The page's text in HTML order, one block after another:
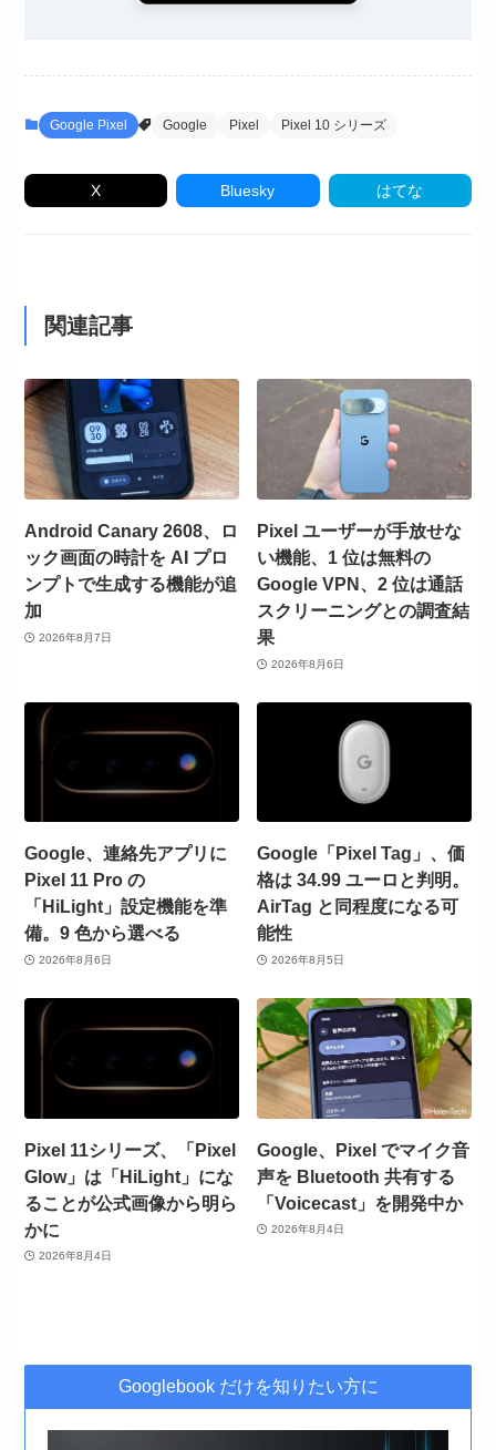
Google Pixel Google Pixel Pixel 10 シリーズ
X Bluesky はてな
関連記事
Android Canary 2608、ロ
ック画面の時計を AI プロ
ンプトで生成する機能が追
加
2026年8月7日
Pixel ユーザーが手放せな
い機能、1 位は無料の
Google VPN、2 位は通話
スクリーニングとの調査結
果
2026年8月6日
Google、連絡先アプリに
Pixel 11 Pro の
「HiLight」設定機能を準
備。9 色から選べる
2026年8月6日
Google「Pixel Tag」、価
格は 34.99 ユーロと判明。
AirTag と同程度になる可
能性
2026年8月5日
Pixel 11シリーズ、「Pixel
Glow」は「HiLight」にな
ることが公式画像から明ら
かに
2026年8月4日
Google、Pixel でマイク音
声を Bluetooth 共有する
「Voicecast」を開発中か
2026年8月4日
Googlebook だけを知りたい方に